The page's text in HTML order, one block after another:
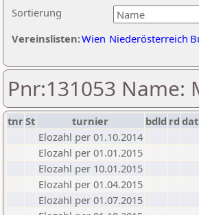
Sortierung
Vereinslisten:Wien Niederösterreich
Pnr:131053 Name:
tnrSt turnier bdld rd
Elozahl per 01.10.2014
Elozahl per 01.01.2015
Elozahl per 10.01.2015
Elozahl per 01.04.2015
Elozahl per 01.07.2015